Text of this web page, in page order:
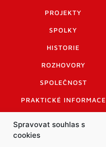
Spravovat souhlas s
cookies
PROJEKTY
SPOLKY
HISTORIE
ROZHOVORY
SPOLEČNOST
PRAKTICKÉ INFORMACE
INFORMACE A KODEX